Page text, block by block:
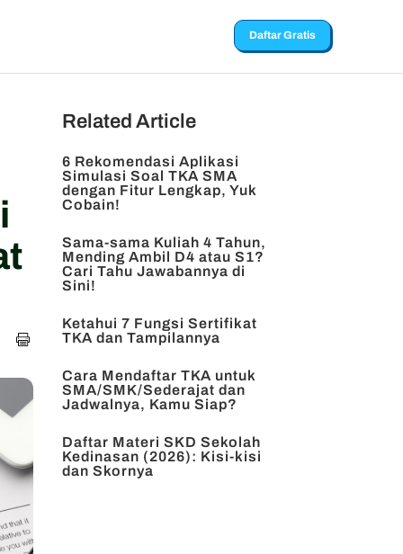
Daftar Gratis
Related Article
6 Rekomendasi Aplikasi
Simulasi Soal TKA SMA
dengan Fitur Lengkap, Yuk
Cobain!
Sama-sama Kuliah 4 Tahun,
Mending Ambil D4 atau S1?
Cari Tahu Jawabannya di
Sini!
Ketahui 7 Fungsi Sertifikat
TKA dan Tampilannya
Cara Mendaftar TKA untuk
SMA/SMK/Sederajat dan
Jadwalnya, Kamu Siap?
Daftar Materi SKD Sekolah
Kedinasan (2026): Kisi-kisi
dan Skornya